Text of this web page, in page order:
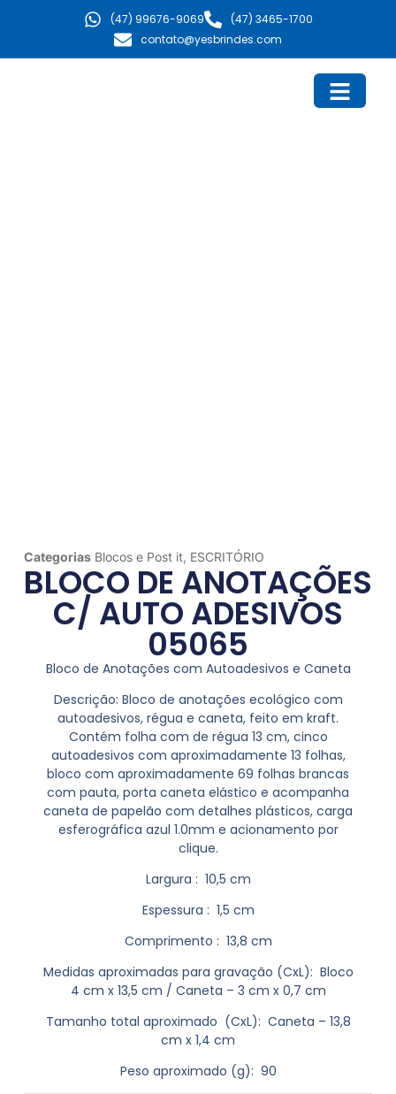
(47) 99676-9069
(47) 3465-1700
contato@yesbrindes.com
Categorias Blocos e Post it, ESCRITÓRIO
BLOCO DE ANOTAÇÕES
C/ AUTO ADESIVOS
05065
Bloco de Anotações com Autoadesivos e Caneta
Descrição: Bloco de anotações ecológico com
autoadesivos, régua e caneta, feito em kraft.
Contém folha com de régua 13 cm, cinco
autoadesivos com aproximadamente 13 folhas,
bloco com aproximadamente 69 folhas brancas
com pauta, porta caneta elástico e acompanha
caneta de papelão com detalhes plásticos, carga
esferográfica azul 1.0mm e acionamento por
clique.
Largura : 10,5 cm
Espessura : 1,5 cm
Comprimento : 13,8 cm
Medidas aproximadas para gravação (CxL): Bloco
4 cm x 13,5 cm / Caneta – 3 cm x 0,7 cm
Tamanho total aproximado (CxL): Caneta – 13,8
cm x 1,4 cm
Peso aproximado (g): 90